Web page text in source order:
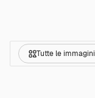
Tutte le immagini